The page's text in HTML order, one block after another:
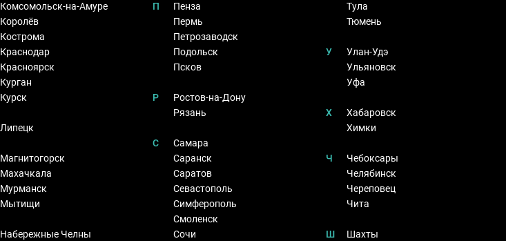
Комсомольск-на-Амуре
Королёв
Кострома
Краснодар
Красноярск
Курган
Курск
Липецк
Магнитогорск
Махачкала
Мурманск
Мытищи
Набережные Челны
П
Пенза
Пермь
Петрозаводск
Подольск
Псков
Р
Ростов-на-Дону
Рязань
С
Самара
Саранск
Саратов
Севастополь
Симферополь
Смоленск
Сочи
Тула
Тюмень
У
Улан-Удэ
Ульяновск
Уфа
Х
Хабаровск
Химки
Ч
Чебоксары
Челябинск
Череповец
Чита
Ш Шахты